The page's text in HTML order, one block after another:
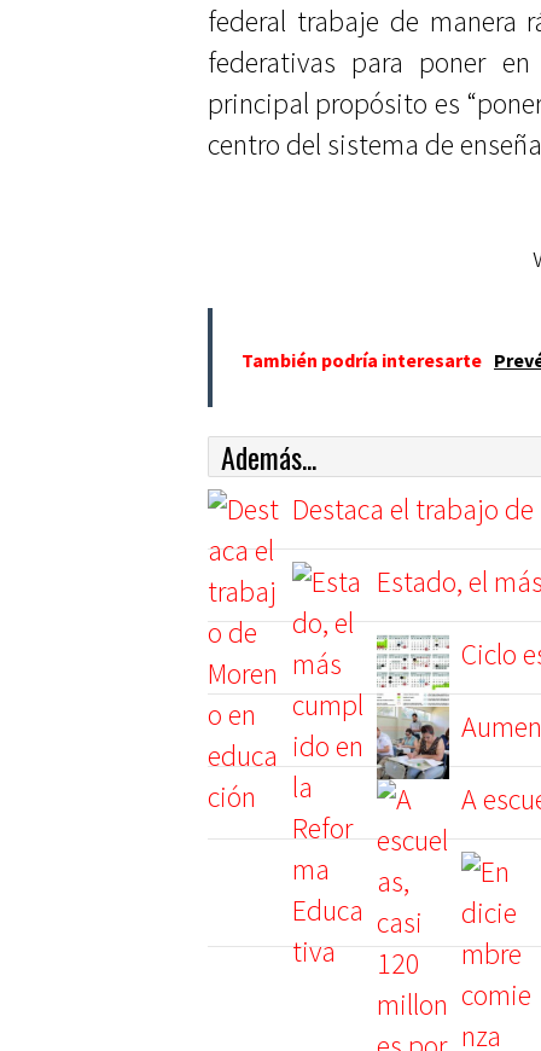
federal trabaje de manera
federativas para poner
principal propósito es
centro del sistema de
También podría interesarte
Además...
Destaca el trabajo
Estado, el
Ciclo
A